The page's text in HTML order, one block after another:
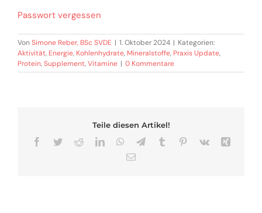
Passwort vergessen
Von Simone Reber, BSc SVDE | 1. Oktober 2024 | Kategorien:
Aktivität, Energie, Kohlenhydrate, Mineralstoffe, Praxis Update,
Protein,Supplement,Vitamine | 0 Kommentare
Teile diesen Artikel!
Facebook
TwitterRedditLinkedInWhatsApp
TelegramTumblr Pinterest
Vk
E-